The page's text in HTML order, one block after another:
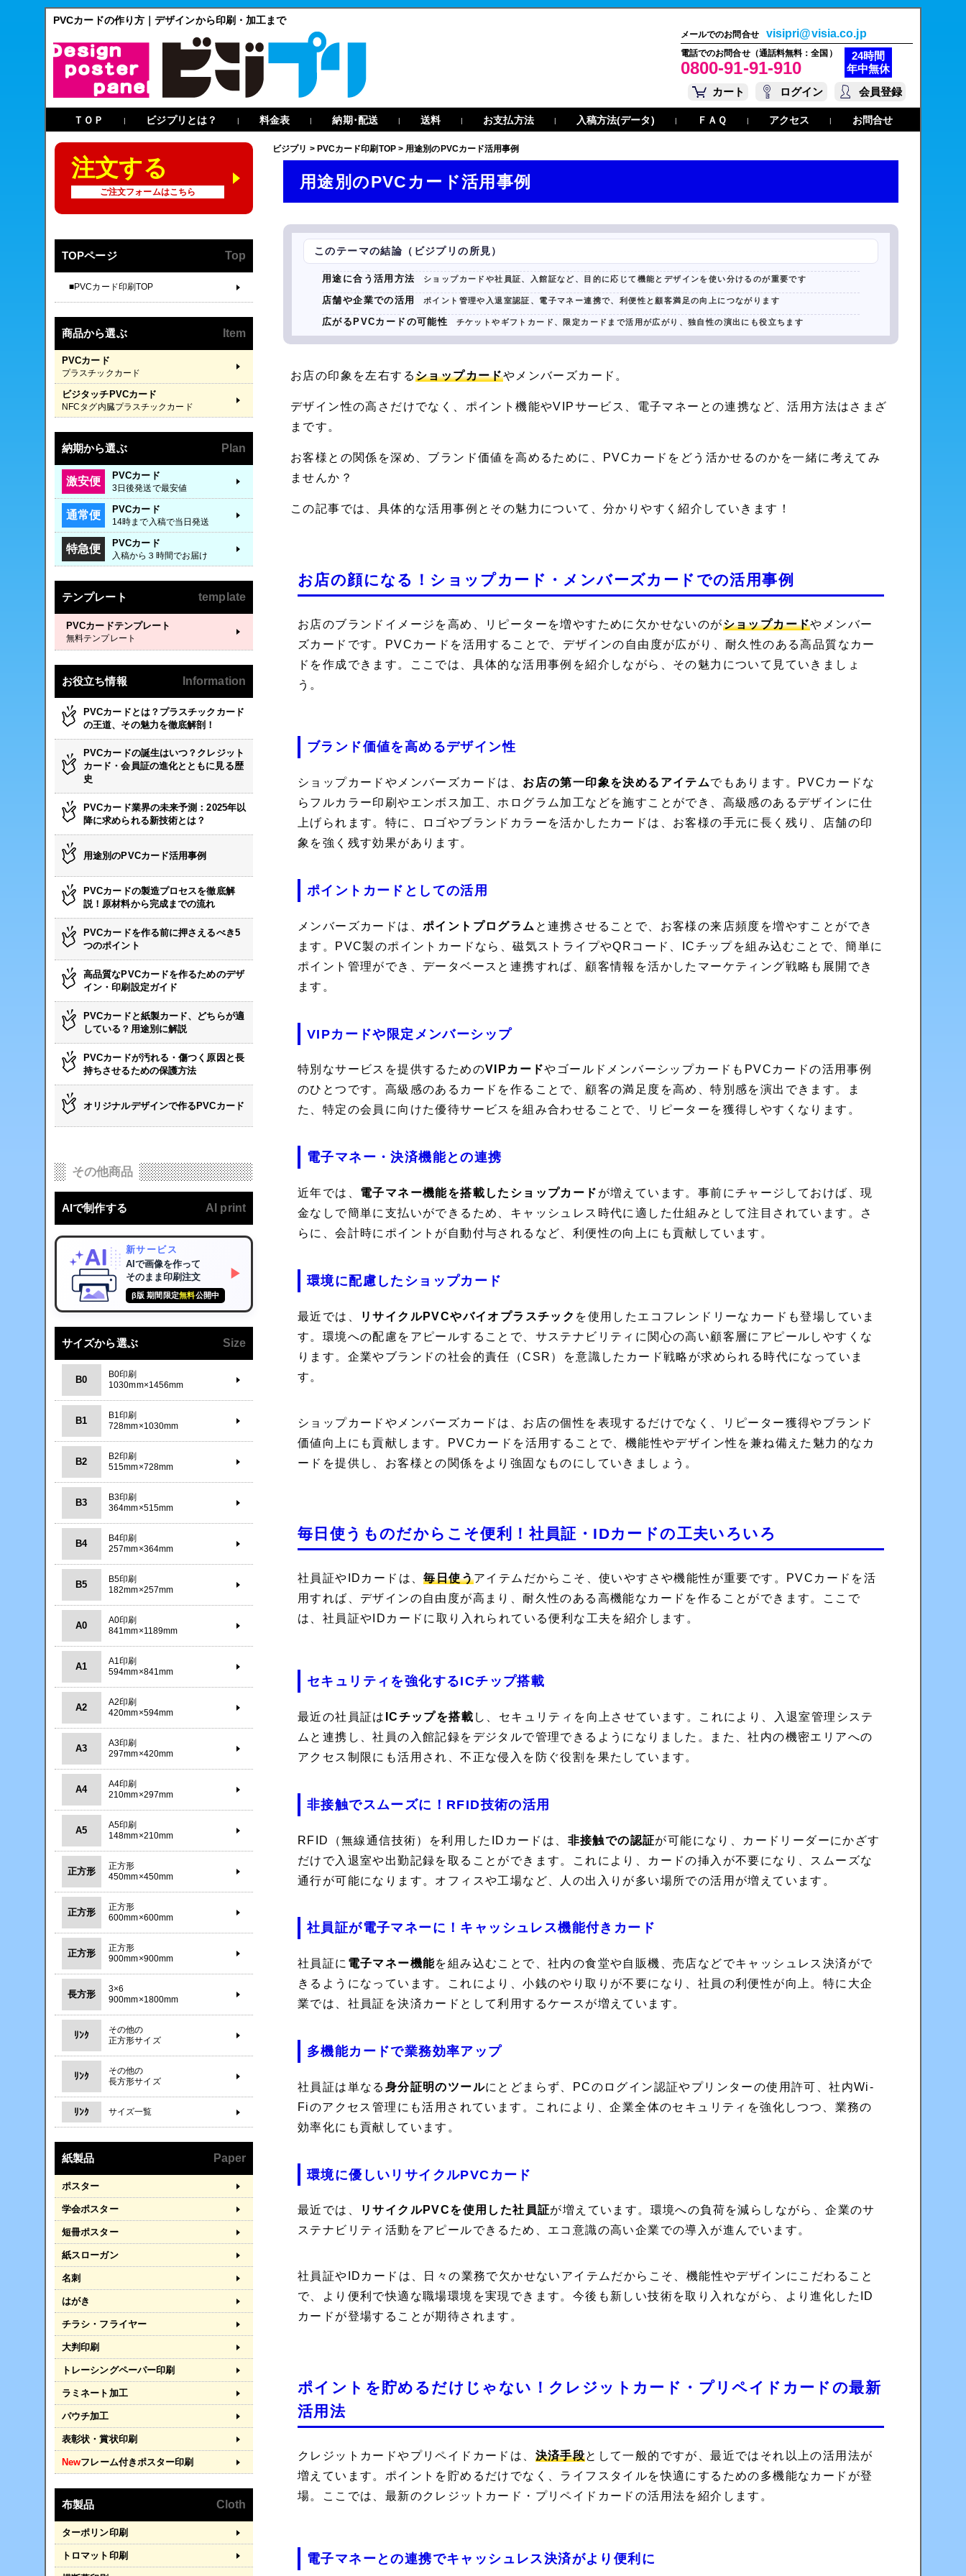
PVCカードの作り方｜デザインから印刷・加工まで
メールでのお問合せ visipri@visia.co.jp
電話でのお問合せ（通話料無料：全国）
0800-91-91-910
24時間
年中無休
カート
ログイン 会員登録
ＴＯＰ | ビジプリとは？ | 料金表 | 納期･配送 | 送料 | お支払方法 | 入稿方法(データ) | ＦＡＱ | アクセス | お問合せ
ビジプリ > PVCカード印刷TOP> 用途別のPVCカード活用事例
用途別のPVCカード活用事例
このテーマの結論（ビジプリの所見）
用途に合う活用方法 ショップカードや社員証、入館証など、目的に応じて機能とデザインを使い分けるのが重要です
店舗や企業での活用 ポイント管理や入退室認証、電子マネー連携で、利便性と顧客満足の向上につながります
広がるPVCカードの可能性 チケットやギフトカード、限定カードまで活用が広がり、独自性の演出にも役立ちます
お店の印象を左右するショップカードやメンバーズカード。
デザイン性の高さだけでなく、ポイント機能やVIPサービス、電子マネーとの連携など、活用方法はさまざ
まです。
お客様との関係を深め、ブランド価値を高めるために、PVCカードをどう活かせるのかを一緒に考えてみ
ませんか？
この記事では、具体的な活用事例とその魅力について、分かりやすく紹介していきます！
お店の顔になる！ショップカード・メンバーズカードでの活用事例
お店のブランドイメージを高め、リピーターを増やすために欠かせないのがショップカードやメンバー
ズカードです。PVCカードを活用することで、デザインの自由度が広がり、耐久性のある高品質なカー
ドを作成できます。ここでは、具体的な活用事例を紹介しながら、その魅力について見ていきましょ
う。
ブランド価値を高めるデザイン性
ショップカードやメンバーズカードは、 お店の第一印象を決めるアイテムでもあります。PVCカードな
らフルカラー印刷やエンボス加工、ホログラム加工などを施すことができ、高級感のあるデザインに仕
上げられます。特に、ロゴやブランドカラーを活かしたカードは、お客様の手元に長く残り、店舗の印
象を強く残す効果があります。
ポイントカードとしての活用
メンバーズカードは、 ポイントプログラム と連携させることで、お客様の来店頻度を増やすことができ
ます。PVC製のポイントカードなら、磁気ストライプやQRコード、ICチップを組み込むことで、簡単に
ポイント管理ができ、データベースと連携すれば、顧客情報を活かしたマーケティング戦略も展開でき
ます。
VIPカードや限定メンバーシップ
特別なサービスを提供するためのVIPカードやゴールドメンバーシップカードもPVCカードの活用事例
のひとつです。高級感のあるカードを作ることで、顧客の満足度を高め、特別感を演出できます。ま
た、特定の会員に向けた優待サービスを組み合わせることで、リピーターを獲得しやすくなります。
電子マネー・決済機能との連携
近年では、 電子マネー機能を搭載したショップカード が増えています。事前にチャージしておけば、現
金なしで簡単に支払いができるため、キャッシュレス時代に適した仕組みとして注目されています。さ
らに、会計時にポイントが自動付与されるなど、利便性の向上にも貢献しています。
環境に配慮したショップカード
最近では、 リサイクルPVCやバイオプラスチック を使用したエコフレンドリーなカードも登場していま
す。環境への配慮をアピールすることで、サステナビリティに関心の高い顧客層にアピールしやすくな
ります。企業やブランドの社会的責任（CSR）を意識したカード戦略が求められる時代になっていま
す。
ショップカードやメンバーズカードは、お店の個性を表現するだけでなく、リピーター獲得やブランド
価値向上にも貢献します。PVCカードを活用することで、機能性やデザイン性を兼ね備えた魅力的なカ
ードを提供し、お客様との関係をより強固なものにしていきましょう。
毎日使うものだからこそ便利！社員証・IDカードの工夫いろいろ
社員証やIDカードは、毎日使うアイテムだからこそ、使いやすさや機能性が重要です。PVCカードを活
用すれば、デザインの自由度が高まり、耐久性のある高機能なカードを作ることができます。ここで
は、社員証やIDカードに取り入れられている便利な工夫を紹介します。
セキュリティを強化するICチップ搭載
最近の社員証は ICチップを搭載 し、セキュリティを向上させています。これにより、入退室管理システ
ムと連携し、社員の入館記録をデジタルで管理できるようになりました。また、社内の機密エリアへの
アクセス制限にも活用され、不正な侵入を防ぐ役割を果たしています。
非接触でスムーズに！RFID技術の活用
RFID（無線通信技術）を利用したIDカードは、 非接触での認証が可能になり、カードリーダーにかざす
だけで入退室や出勤記録を取ることができます。これにより、カードの挿入が不要になり、スムーズな
通行が可能になります。オフィスや工場など、人の出入りが多い場所での活用が増えています。
社員証が電子マネーに！キャッシュレス機能付きカード
社員証に 電子マネー機能を組み込むことで、社内の食堂や自販機、売店などでキャッシュレス決済がで
きるようになっています。これにより、小銭のやり取りが不要になり、社員の利便性が向上。特に大企
業では、社員証を決済カードとして利用するケースが増えています。
多機能カードで業務効率アップ
社員証は単なる 身分証明のツールにとどまらず、PCのログイン認証やプリンターの使用許可、社内Wi-
Fiのアクセス管理にも活用されています。これにより、企業全体のセキュリティを強化しつつ、業務の
効率化にも貢献しています。
環境に優しいリサイクルPVCカード
最近では、 リサイクルPVCを使用した社員証が増えています。環境への負荷を減らしながら、企業のサ
ステナビリティ活動をアピールできるため、エコ意識の高い企業での導入が進んでいます。
社員証やIDカードは、日々の業務で欠かせないアイテムだからこそ、機能性やデザインにこだわること
で、より便利で快適な職場環境を実現できます。今後も新しい技術を取り入れながら、より進化したID
カードが登場することが期待されます。
ポイントを貯めるだけじゃない！クレジットカード・プリペイドカードの最新
活用法
クレジットカードやプリペイドカードは、 決済手段として一般的ですが、最近ではそれ以上の活用法が
増えています。ポイントを貯めるだけでなく、ライフスタイルを快適にするための多機能なカードが登
場。ここでは、最新のクレジットカード・プリペイドカードの活用法を紹介します。
電子マネーとの連携でキャッシュレス決済がより便利に
注文する
ご注文フォームはこちら
TOPページ Top
■PVCカード印刷TOP
商品から選ぶ Item
PVCカード
プラスチックカード
ビジタッチPVCカード
NFCタグ内臓プラスチックカード
納期から選ぶ Plan
激安便 PVCカード
3日後発送で最安値
通常便 PVCカード
14時まで入稿で当日発送
特急便 PVCカード
入稿から３時間でお届け
テンプレート template
PVCカードテンプレート
無料テンプレート
お役立ち情報 Information
PVCカードとは？プラスチックカード
の王道、その魅力を徹底解剖！
PVCカードの誕生はいつ？クレジット
カード・会員証の進化とともに見る歴
史
PVCカード業界の未来予測：2025年以
降に求められる新技術とは？
用途別のPVCカード活用事例
PVCカードの製造プロセスを徹底解
説！原材料から完成までの流れ
PVCカードを作る前に押さえるべき5
つのポイント
高品質なPVCカードを作るためのデザ
イン・印刷設定ガイド
PVCカードと紙製カード、どちらが適
している？用途別に解説
PVCカードが汚れる・傷つく原因と長
持ちさせるための保護方法
オリジナルデザインで作るPVCカード
その他商品
AIで制作する AI print
新サービス
AIで画像を作って
そのまま印刷注文
β版 期間限定無料公開中
▶
サイズから選ぶ Size
B0
B0印刷
1030mm×1456mm
B1
B1印刷
728mm×1030mm
B2
B2印刷
515mm×728mm
B3
B3印刷
364mm×515mm
B4
B4印刷
257mm×364mm
B5
B5印刷
182mm×257mm
A0
A0印刷
841mm×1189mm
A1
A1印刷
594mm×841mm
A2
A2印刷
420mm×594mm
A3
A3印刷
297mm×420mm
A4
A4印刷
210mm×297mm
A5
A5印刷
148mm×210mm
正方形
正方形
450mm×450mm
正方形
正方形
600mm×600mm
正方形
正方形
900mm×900mm
長方形
3×6
900mm×1800mm
ﾘﾝｸ
その他の
正方形サイズ
ﾘﾝｸ
その他の
長方形サイズ
ﾘﾝｸ サイズ一覧
紙製品 Paper
ポスター
学会ポスター
短冊ポスター
紙スローガン
名刺
はがき
チラシ・フライヤー
大判印刷
トレーシングペーパー印刷
ラミネート加工
パウチ加工
表彰状・賞状印刷
Newフレーム付きポスター印刷
布製品 Cloth
ターポリン印刷
トロマット印刷